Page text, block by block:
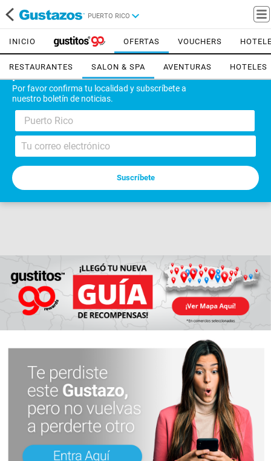
PUERTO RICO
Por favor confirma tu localidad y subscríbete a
nuestro boletín de noticias.
Puerto Rico
INICIO OFERTAS VOUCHERS
RESTAURANTES SALON & SPA AVENTURAS HOTELES